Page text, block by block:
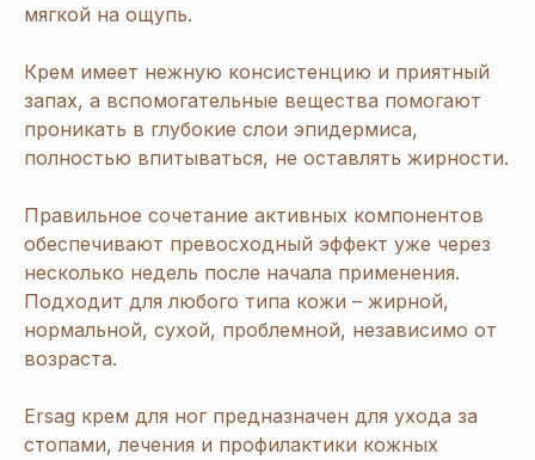
мягкой на ощупь.
Крем имеет нежную консистенцию и приятный
запах, а вспомогательные вещества помогают
проникать в глубокие слои эпидермиса,
полностью впитываться, не оставлять жирности.
Правильное сочетание активных компонентов
обеспечивают превосходный эффект уже через
несколько недель после начала применения.
Подходит для любого типа кожи – жирной,
нормальной, сухой, проблемной, независимо от
возраста.
Ersag крем для ног предназначен для ухода за
стопами, лечения и профилактики кожных